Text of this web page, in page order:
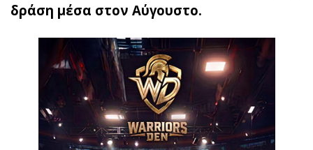
δράση μέσα στον Αύγουστο.